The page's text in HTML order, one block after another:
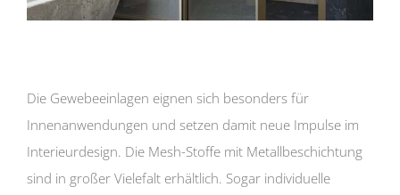
Die Gewebeeinlagen eignen sich besonders für
Innenanwendungen und setzen damit neue Impulse im
Interieurdesign. Die Mesh-Stoffe mit Metallbeschichtung
sind in großer Vielefalt erhältlich. Sogar individuelle